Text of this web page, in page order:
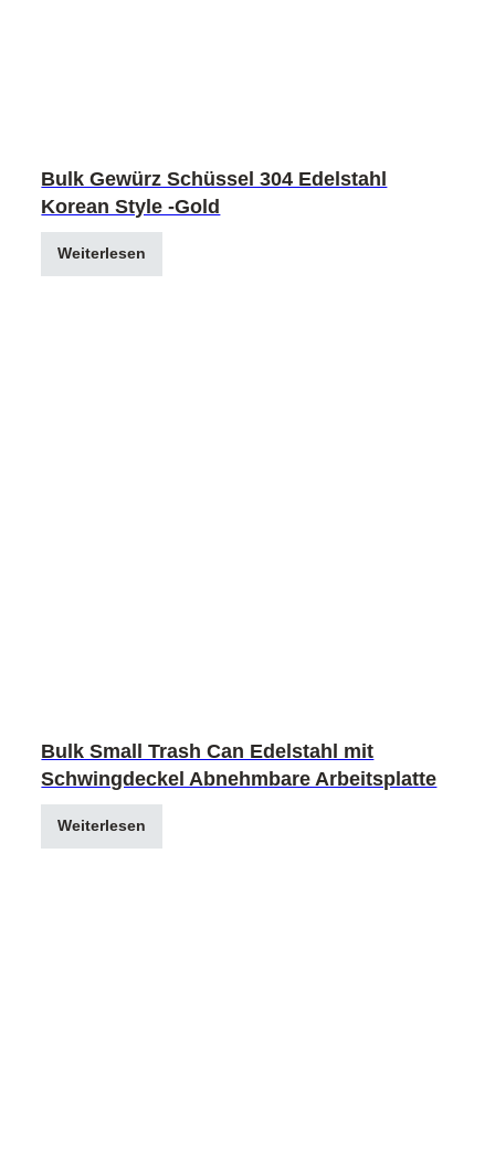
Bulk Gewürz Schüssel 304 Edelstahl
Korean Style -Gold
Weiterlesen
Bulk Small Trash Can Edelstahl mit
Schwingdeckel Abnehmbare Arbeitsplatte
Weiterlesen